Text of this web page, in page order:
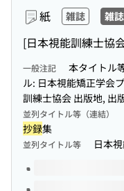
紙 雑誌 雑
[日本視能訓練士協
一般注記
本タイトル
ル: 日本視能矯正学会
訓練士協会 出版地, 出
並列タイトル等（連結）
抄録集
並列タイトル等 日本
このタイトルの巻号